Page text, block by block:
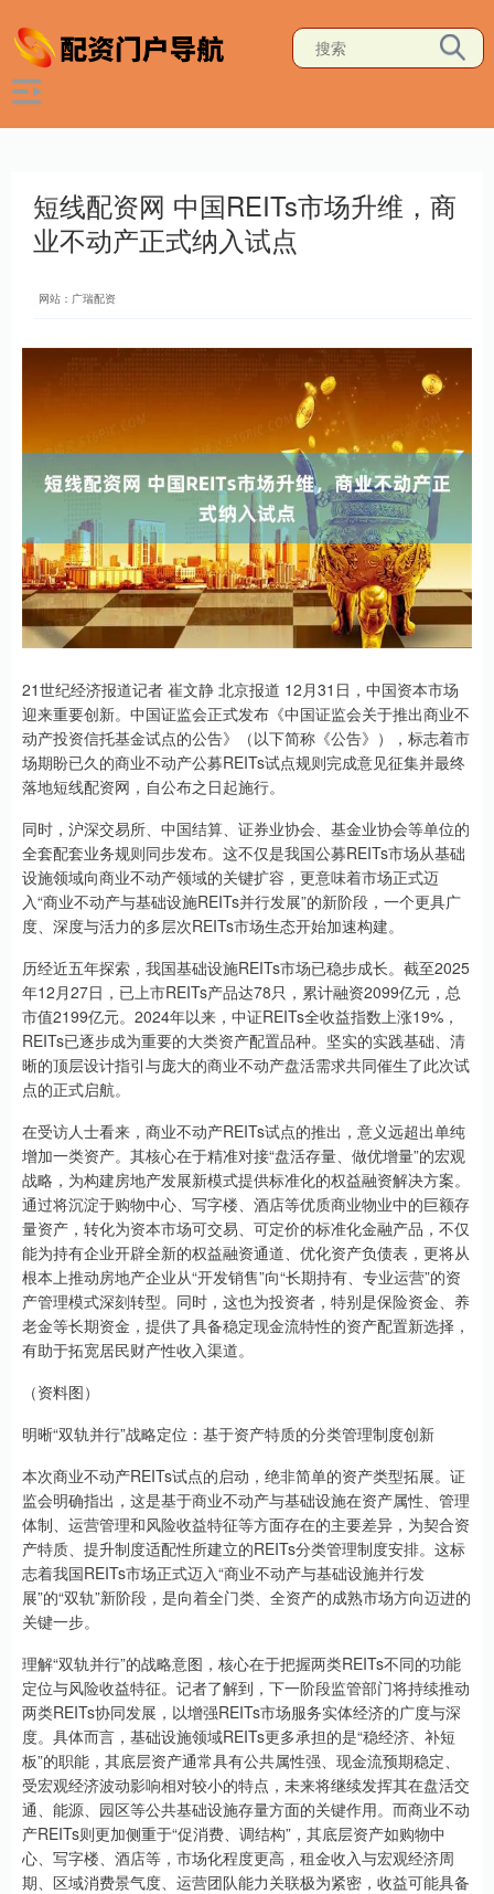
短线配资网 中国REITs市场升维，商
业不动产正式纳入试点
网站：广瑞配资
21世纪经济报道记者 崔文静 北京报道 12月31日，中国资本市场
迎来重要创新。中国证监会正式发布《中国证监会关于推出商业不
动产投资信托基金试点的公告》（以下简称《公告》），标志着市
场期盼已久的商业不动产公募REITs试点规则完成意见征集并最终
落地短线配资网，自公布之日起施行。
同时，沪深交易所、中国结算、证券业协会、基金业协会等单位的
全套配套业务规则同步发布。这不仅是我国公募REITs市场从基础
设施领域向商业不动产领域的关键扩容，更意味着市场正式迈
入“商业不动产与基础设施REITs并行发展”的新阶段，一个更具广
度、深度与活力的多层次REITs市场生态开始加速构建。
历经近五年探索，我国基础设施REITs市场已稳步成长。截至2025
年12月27日，已上市REITs产品达78只，累计融资2099亿元，总
市值2199亿元。2024年以来，中证REITs全收益指数上涨19%，
REITs已逐步成为重要的大类资产配置品种。坚实的实践基础、清
晰的顶层设计指引与庞大的商业不动产盘活需求共同催生了此次试
点的正式启航。
在受访人士看来，商业不动产REITs试点的推出，意义远超出单纯
增加一类资产。其核心在于精准对接“盘活存量、做优增量”的宏观
战略，为构建房地产发展新模式提供标准化的权益融资解决方案。
通过将沉淀于购物中心、写字楼、酒店等优质商业物业中的巨额存
量资产，转化为资本市场可交易、可定价的标准化金融产品，不仅
能为持有企业开辟全新的权益融资通道、优化资产负债表，更将从
根本上推动房地产企业从“开发销售”向“长期持有、专业运营”的资
产管理模式深刻转型。同时，这也为投资者，特别是保险资金、养
老金等长期资金，提供了具备稳定现金流特性的资产配置新选择，
有助于拓宽居民财产性收入渠道。
（资料图）
明晰“双轨并行”战略定位：基于资产特质的分类管理制度创新
本次商业不动产REITs试点的启动，绝非简单的资产类型拓展。证
监会明确指出，这是基于商业不动产与基础设施在资产属性、管理
体制、运营管理和风险收益特征等方面存在的主要差异，为契合资
产特质、提升制度适配性所建立的REITs分类管理制度安排。这标
志着我国REITs市场正式迈入“商业不动产与基础设施并行发
展”的“双轨”新阶段，是向着全门类、全资产的成熟市场方向迈进的
关键一步。
理解“双轨并行”的战略意图，核心在于把握两类REITs不同的功能
定位与风险收益特征。记者了解到，下一阶段监管部门将持续推动
两类REITs协同发展，以增强REITs市场服务实体经济的广度与深
度。具体而言，基础设施领域REITs更多承担的是“稳经济、补短
板”的职能，其底层资产通常具有公共属性强、现金流预期稳定、
受宏观经济波动影响相对较小的特点，未来将继续发挥其在盘活交
通、能源、园区等公共基础设施存量方面的关键作用。而商业不动
产REITs则更加侧重于“促消费、调结构”，其底层资产如购物中
心、写字楼、酒店等，市场化程度更高，租金收入与宏观经济周
期、区域消费景气度、运营团队能力关联极为紧密，收益可能具备